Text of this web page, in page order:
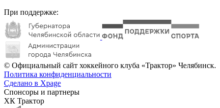
При поддержке:
© Официальный сайт хоккейного клуба «Трактор» Челябинск.
Политика конфиденциальности
Сделано в Xpage
Спонсоры и партнеры
ХК Трактор